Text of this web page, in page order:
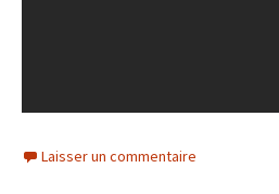
Laisser un commentaire